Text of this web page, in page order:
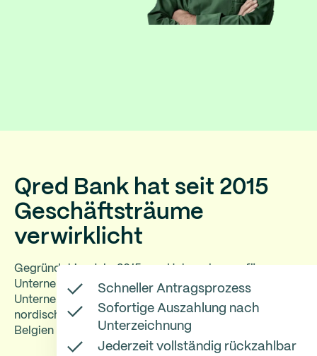
Schneller Antragsprozess
Sofortige Auszahlung nach
Unterzeichnung
Jederzeit vollständig rückzahlbar
Qred Bank hat seit 2015
Geschäftsträume
verwirklicht
Gegründet im Jahr 2015 von Unternehmern für
Unternehmer, ist Qred schnell zur Bank für kleine
Unternehmen geworden. Qred ist Marktführer in den
nordischen Ländern und ist auch in den Niederlanden,
Belgien und Brasilien tätig.